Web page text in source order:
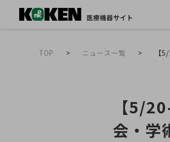
TOP ニュース一覧 【
【5/
会・学